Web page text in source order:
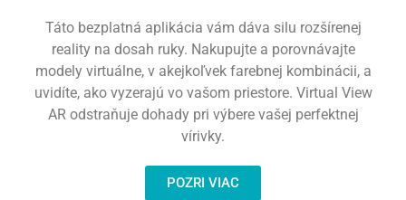
Táto bezplatná aplikácia vám dáva silu rozšírenej
reality na dosah ruky. Nakupujte a porovnávajte
modely virtuálne, v akejkoľvek farebnej kombinácii, a
uvidíte, ako vyzerajú vo vašom priestore. Virtual View
AR odstraňuje dohady pri výbere vašej perfektnej
vírivky.
POZRI VIAC